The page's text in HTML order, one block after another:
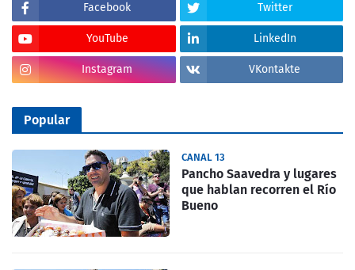
Facebook Twitter
YouTube LinkedIn
Instagram VKontakte
Popular
CANAL 13
Pancho Saavedra y lugares
que hablan recorren el Río
Bueno